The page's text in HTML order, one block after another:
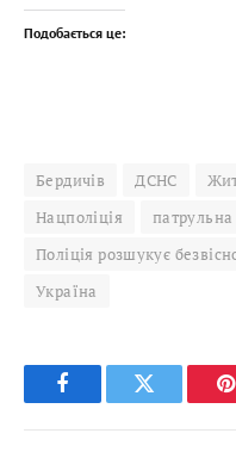
Подобається це:
Бердичів ДСНС
Нацполіція
патрульна
Поліція розшукує
Україна
FacebookTwitter